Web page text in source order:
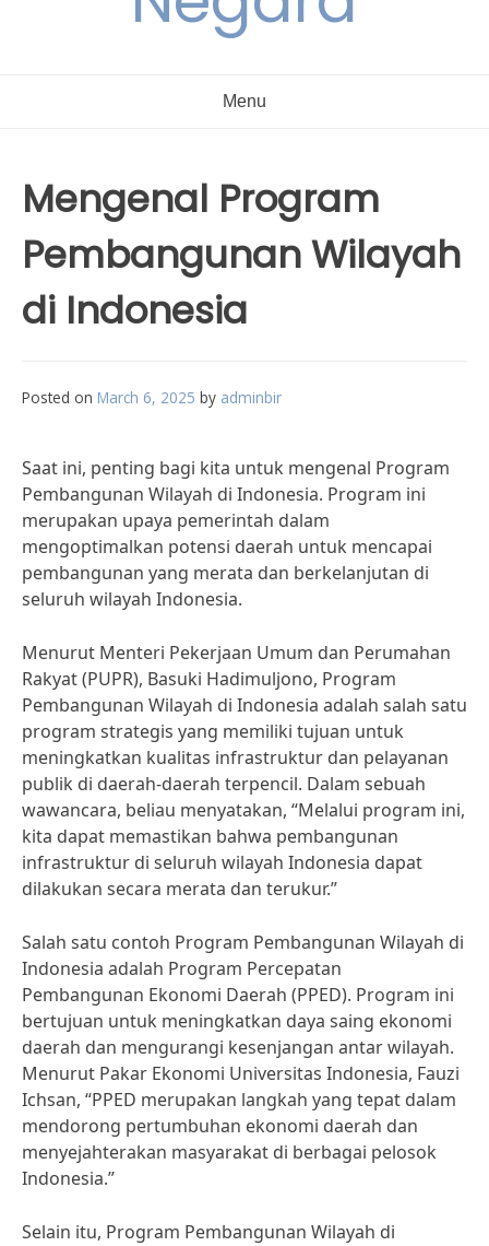
Menu
Mengenal Program
Pembangunan Wilayah
di Indonesia
Posted on March 6, 2025 by adminbir
Saat ini, penting bagi kita untuk mengenal Program
Pembangunan Wilayah di Indonesia. Program ini
merupakan upaya pemerintah dalam
mengoptimalkan potensi daerah untuk mencapai
pembangunan yang merata dan berkelanjutan di
seluruh wilayah Indonesia.
Menurut Menteri Pekerjaan Umum dan Perumahan
Rakyat (PUPR), Basuki Hadimuljono, Program
Pembangunan Wilayah di Indonesia adalah salah satu
program strategis yang memiliki tujuan untuk
meningkatkan kualitas infrastruktur dan pelayanan
publik di daerah-daerah terpencil. Dalam sebuah
wawancara, beliau menyatakan, “Melalui program ini,
kita dapat memastikan bahwa pembangunan
infrastruktur di seluruh wilayah Indonesia dapat
dilakukan secara merata dan terukur.”
Salah satu contoh Program Pembangunan Wilayah di
Indonesia adalah Program Percepatan
Pembangunan Ekonomi Daerah (PPED). Program ini
bertujuan untuk meningkatkan daya saing ekonomi
daerah dan mengurangi kesenjangan antar wilayah.
Menurut Pakar Ekonomi Universitas Indonesia, Fauzi
Ichsan, “PPED merupakan langkah yang tepat dalam
mendorong pertumbuhan ekonomi daerah dan
menyejahterakan masyarakat di berbagai pelosok
Indonesia.”
Selain itu, Program Pembangunan Wilayah di